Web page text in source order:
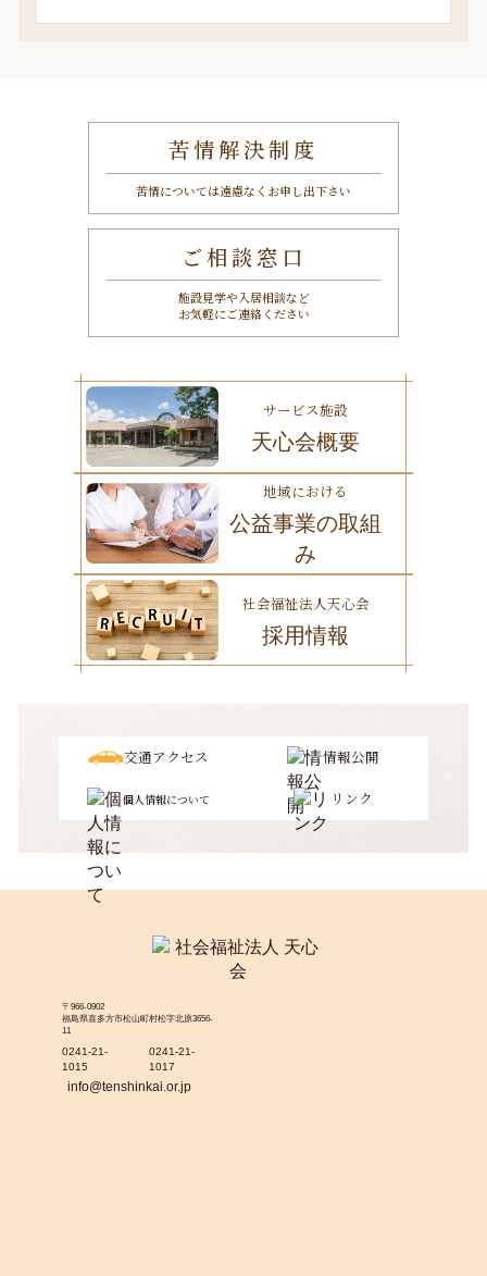
苦情解決制度
苦情については遠慮なくお申し出下さい
ご相談窓口
施設見学や入居相談など
お気軽にご連絡ください
サービス施設
天心会概要
地域における
公益事業の取組
み
社会福祉法人天心会
採用情報
交通アクセス 情報公開
個人情報について リンク
〒966-0902
福島県喜多方市松山町村松字北原3656-
11
0241-21-
1015
0241-21-
1017
info@tenshinkai.or.jp